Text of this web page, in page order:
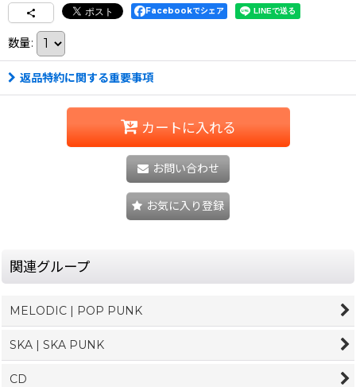
Facebookでシェア
数量:
返品特約に関する重要事項
カートに入れる
お問い合わせ
お気に入り登録
関連グループ
MELODIC | POP PUNK
SKA | SKA PUNK
CD